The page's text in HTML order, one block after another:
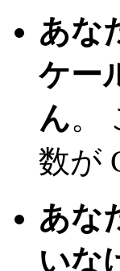
あな
ケー
ん。
数が
あな
いな